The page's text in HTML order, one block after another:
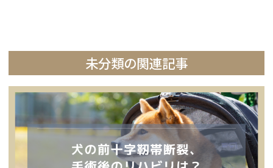
未分類の関連記事